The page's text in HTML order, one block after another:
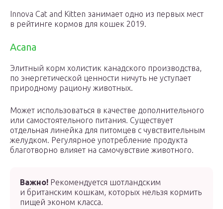
Innova Cat and Kitten занимает одно из первых мест
в рейтинге кормов для кошек 2019.
Acana
Элитный корм холистик канадского производства,
по энергетической ценности ничуть не уступает
природному рациону животных.
Может использоваться в качестве дополнительного
или самостоятельного питания. Существует
отдельная линейка для питомцев с чувствительным
желудком. Регулярное употребление продукта
благотворно влияет на самочувствие животного.
Важно! Рекомендуется шотландским
и британским кошкам, которых нельзя кормить
пищей эконом класса.